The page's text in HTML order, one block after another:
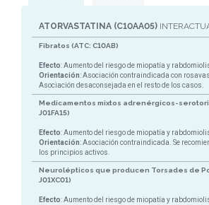
ATORVASTATINA (C10AA05)
Fibratos (ATC: C10AB)
Efecto: Aumento del riesgo de miopatía y
Orientación: Asociación contraindicada con
Asociación desaconsejada en el resto de los casos.
Medicamentos mixtos adrenérgicos-
J01FA15)
Efecto: Aumento del riesgo de miopatía y
Orientación: Asociación contraindicada. Se
los principios activos.
Neurolépticos que producen Torsades de
J01XC01)
Efecto: Aumento del riesgo de miopatía y